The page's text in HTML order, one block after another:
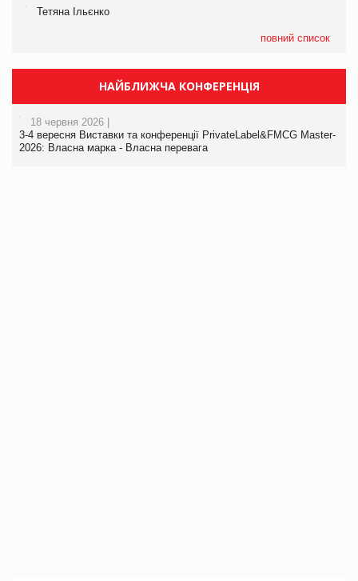
Тетяна Ільєнко
повний список
НАЙБЛИЖЧА КОНФЕРЕНЦІЯ
18 червня 2026 |
3-4 вересня Виставки та конференції PrivateLabel&FMCG Master-
2026: Власна марка - Власна перевага